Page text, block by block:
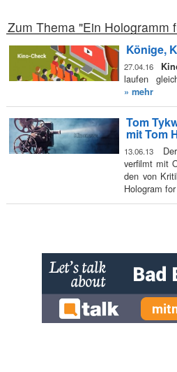
Zum Thema "Ein Hologramm
Könige,
27.04.16
laufen
» mehr
Tom
mit Tom
13.06.13
verfilmt mit
den von
Hologram